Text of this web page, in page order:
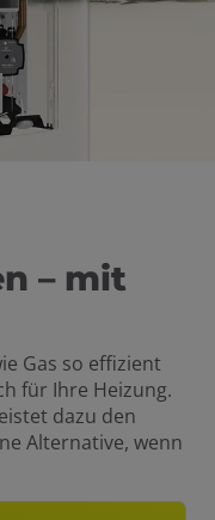
– mit
Gas so effizient
für Ihre Heizung.
dazu den
Alternative, wenn